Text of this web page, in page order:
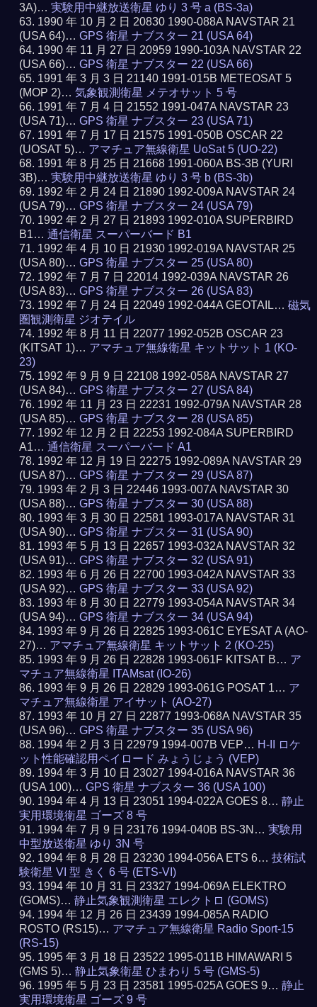
3A)…実験用中継放送衛星 ゆり 3 号 a (BS-3a)
1990 年 10 月 2 日 20830 1990-088A NAVSTAR 21
(USA 64)…GPS 衛星 ナブスター 21 (USA 64)
1990 年 11 月 27 日 20959 1990-103A NAVSTAR 22
(USA 66)…GPS 衛星 ナブスター 22 (USA 66)
1991 年 3 月 3 日 21140 1991-015B METEOSAT 5
(MOP 2)…気象観測衛星 メテオサット 5 号
1991 年 7 月 4 日 21552 1991-047A NAVSTAR 23
(USA 71)…GPS 衛星 ナブスター 23 (USA 71)
1991 年 7 月 17 日 21575 1991-050B OSCAR 22
(UOSAT 5)… アマチュア無線衛星 UoSat 5 (UO-22)
1991 年 8 月 25 日 21668 1991-060A BS-3B (YURI
3B)…実験用中継放送衛星 ゆり 3 号 b (BS-3b)
1992 年 2 月 24 日 21890 1992-009A NAVSTAR 24
(USA 79)…GPS 衛星 ナブスター 24 (USA 79)
1992 年 2 月 27 日 21893 1992-010A SUPERBIRD
B1…通信衛星 スーパーバード B1
1992 年 4 月 10 日 21930 1992-019A NAVSTAR 25
(USA 80)…GPS 衛星 ナブスター 25 (USA 80)
1992 年 7 月 7 日 22014 1992-039A NAVSTAR 26
(USA 83)…GPS 衛星 ナブスター 26 (USA 83)
1992 年 7 月 24 日 22049 1992-044A GEOTAIL…磁気
圏観測衛星 ジオテイル
1992 年 8 月 11 日 22077 1992-052B OSCAR 23
(KITSAT 1)… アマチュア無線衛星 キットサット 1 (KO-
23)
1992 年 9 月 9 日 22108 1992-058A NAVSTAR 27
(USA 84)…GPS 衛星 ナブスター 27 (USA 84)
1992 年 11 月 23 日 22231 1992-079A NAVSTAR 28
(USA 85)…GPS 衛星 ナブスター 28 (USA 85)
1992 年 12 月 2 日 22253 1992-084A SUPERBIRD
A1…通信衛星 スーパーバード A1
1992 年 12 月 19 日 22275 1992-089A NAVSTAR 29
(USA 87)…GPS 衛星 ナブスター 29 (USA 87)
1993 年 2 月 3 日 22446 1993-007A NAVSTAR 30
(USA 88)…GPS 衛星 ナブスター 30 (USA 88)
1993 年 3 月 30 日 22581 1993-017A NAVSTAR 31
(USA 90)…GPS 衛星 ナブスター 31 (USA 90)
1993 年 5 月 13 日 22657 1993-032A NAVSTAR 32
(USA 91)…GPS 衛星 ナブスター 32 (USA 91)
1993 年 6 月 26 日 22700 1993-042A NAVSTAR 33
(USA 92)…GPS 衛星 ナブスター 33 (USA 92)
1993 年 8 月 30 日 22779 1993-054A NAVSTAR 34
(USA 94)…GPS 衛星 ナブスター 34 (USA 94)
1993 年 9 月 26 日 22825 1993-061C EYESAT A (AO-
27)… アマチュア無線衛星 キットサット 2 (KO-25)
1993 年 9 月 26 日 22828 1993-061F KITSAT B… ア
マチュア無線衛星 ITAMsat (IO-26)
1993 年 9 月 26 日 22829 1993-061G POSAT 1… ア
マチュア無線衛星 アイサット (AO-27)
1993 年 10 月 27 日 22877 1993-068A NAVSTAR 35
(USA 96)…GPS 衛星 ナブスター 35 (USA 96)
1994 年 2 月 3 日 22979 1994-007B VEP… H-II ロケ
ット性能確認用ペイロード みょうじょう (VEP)
1994 年 3 月 10 日 23027 1994-016A NAVSTAR 36
(USA 100)…GPS 衛星 ナブスター 36 (USA 100)
1994 年 4 月 13 日 23051 1994-022A GOES 8…静止
実用環境衛星 ゴーズ 8 号
1994 年 7 月 9 日 23176 1994-040B BS-3N…実験用
中型放送衛星 ゆり 3N 号
1994 年 8 月 28 日 23230 1994-056A ETS 6…技術試
験衛星 VI 型 きく 6 号 (ETS-VI)
1994 年 10 月 31 日 23327 1994-069A ELEKTRO
(GOMS)…静止気象観測衛星 エレクトロ (GOMS)
1994 年 12 月 26 日 23439 1994-085A RADIO
ROSTO (RS15)… アマチュア無線衛星 Radio Sport-15
(RS-15)
1995 年 3 月 18 日 23522 1995-011B HIMAWARI 5
(GMS 5)…静止気象衛星 ひまわり 5 号 (GMS-5)
1995 年 5 月 23 日 23581 1995-025A GOES 9…静止
実用環境衛星 ゴーズ 9 号